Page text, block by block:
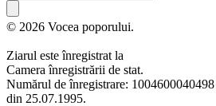
© 2026 Vocea poporului.
Ziarul este înregistrat la
Camera înregistrării de stat.
Numărul de înregistrare: 1004600040498
din 25.07.1995.